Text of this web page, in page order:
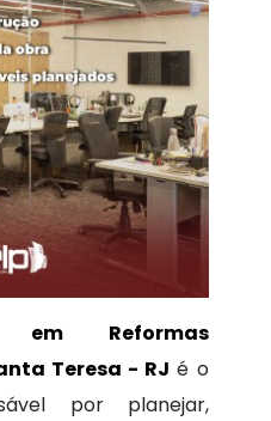
em Reformas
Teresa - RJ é o
por planejar,